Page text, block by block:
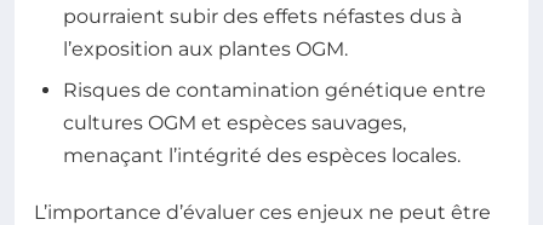
pourraient subir des effets néfastes dus à
l’exposition aux plantes OGM.
Risques de contamination génétique entre
cultures OGM et espèces sauvages,
menaçant l’intégrité des espèces locales.
L’importance d’évaluer ces enjeux ne peut être